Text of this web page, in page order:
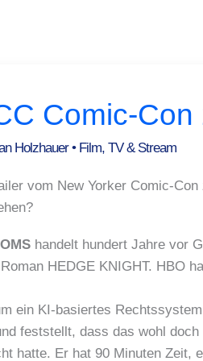
Comic-Con
Holzhauer• Film, TV & Stream
vom New Yor­ker Comic-
han­delt hun­dert Jah­re vor
HEDGE KNIGHT. HBO
ein KI-basier­tes
fest­stellt, dass das wohl doch
hat­te. Er hat 90 Minu­ten Zeit,